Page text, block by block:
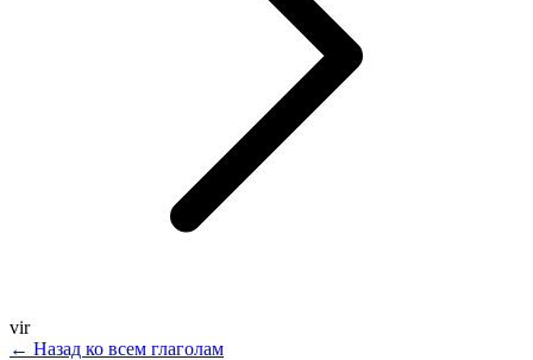
vir
← Назад ко всем глаголам